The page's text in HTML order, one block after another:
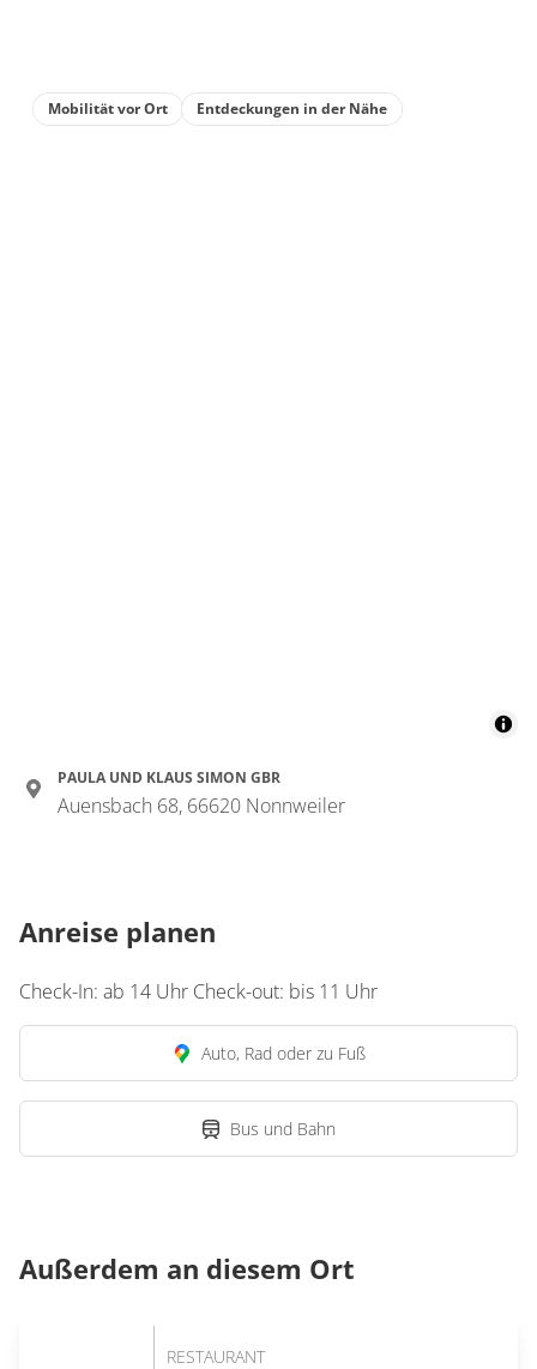
Nichtraucher
€89.00pro Einheit/Nacht
18 m²
Mobilität vor Ort Entdeckungen in der Nähe
PAULA UND KLAUS SIMON GBR
Auensbach 68, 66620 Nonnweiler
Anreise planen
Check-In: ab 14 Uhr Check-out: bis 11 Uhr
Auto, Rad oder zu Fuß
Bus und Bahn
Außerdem an diesem Ort
RESTAURANT